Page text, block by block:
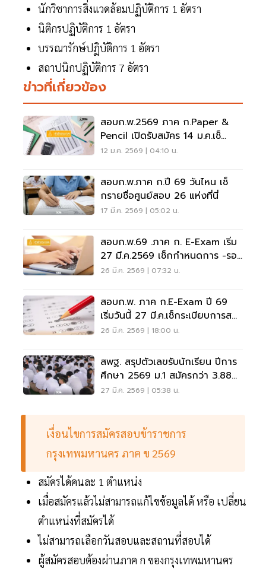
นักวิชาการสิ่งแวดล้อมปฏิบัติการ 1 อัตรา
นิติกรปฏิบัติการ 1 อัตรา
บรรณารักษ์ปฏิบัติการ 1 อัตรา
สถาปนิกปฏิบัติการ 7 อัตรา
ข่าวที่เกี่ยวข้อง
สอบก.พ.2569 ภาค ก.Paper &
Pencil เปิดรับสมัคร 14 ม.ค.เช็
กรายชื่อศูนย์สอบที่นี่
12 ม.ค. 2569 | 04:10 น.
สอบก.พ.ภาค ก.ปี 69 วันไหน เช็
กรายชื่อศูนย์สอบ 26 แห่งที่นี่
17 มี.ค. 2569 | 05:02 น.
สอบก.พ.69 .ภาค ก. E-Exam เริ่ม
27 มี.ค.2569 เช็กกำหนดการ -รอบ
สอบที่นี่
26 มี.ค. 2569 | 07:32 น.
สอบก.พ. ภาค ก.e-Exam ปี 69
เริ่มวันนี้ 27 มี.ค.เช็กระเบียบการส
อบ วันประกาศผลที่นี่
26 มี.ค. 2569 | 18:00 น.
สพฐ. สรุปตัวเลขรับนักเรียน ปีการ
ศึกษา 2569 ม.1 สมัครกว่า 3.88
แสนคน ม.4 กว่า 2.19 แสนคน
27 มี.ค. 2569 | 05:38 น.
เงื่อนไขการสมัครสอบข้าราชการ
กรุงเทพมหานคร ภาค ข 2569
สมัครได้คนละ 1 ตำแหน่ง
เมื่อสมัครแล้วไม่สามารถแก้ไขข้อมูลได้ หรือ เปลี่ยน
ตำแหน่งที่สมัครได้
ไม่สามารถเลือกวันสอบและสถานที่สอบได้
ผู้สมัครสอบต้องผ่านภาค ก ของกรุงเทพมหานคร